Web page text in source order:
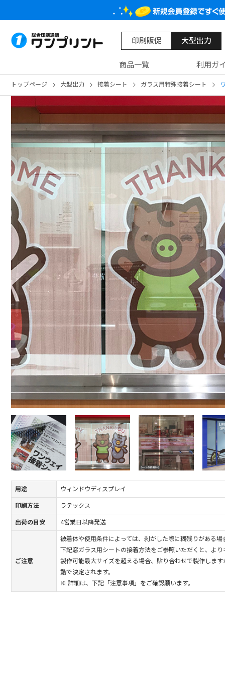
印刷販促 大型出力
商品一覧 利用ガ
トップページ 大型出力 接着シート ガラス用特殊接着シート
用途 ウィンドウディスプレイ
印刷方法 ラテックス
出荷の目安 4営業日以降発送
ご注意
被着体や使用条件によっては、剥がした際に糊残りがある場
下記窓ガラス用シートの接着方法をご参照いただくと、よ
製作可能最大サイズを超える場合、貼り合わせで製作しま
動で決定されます。
※ 詳細は、下記「注意事項」をご確認願います。